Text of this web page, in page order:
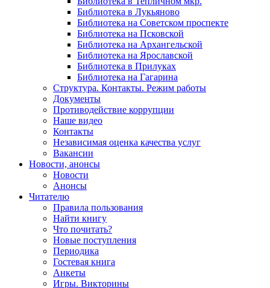
Библиотека в Лукьяново
Библиотека на Советском проспекте
Библиотека на Псковской
Библиотека на Архангельской
Библиотека на Ярославской
Библиотека в Прилуках
Библиотека на Гагарина
Структура. Контакты. Режим работы
Документы
Противодействие коррупции
Наше видео
Контакты
Независимая оценка качества услуг
Вакансии
Новости, анонсы
Новости
Анонсы
Читателю
Правила пользования
Найти книгу
Что почитать?
Новые поступления
Периодика
Гостевая книга
Анкеты
Игры. Викторины